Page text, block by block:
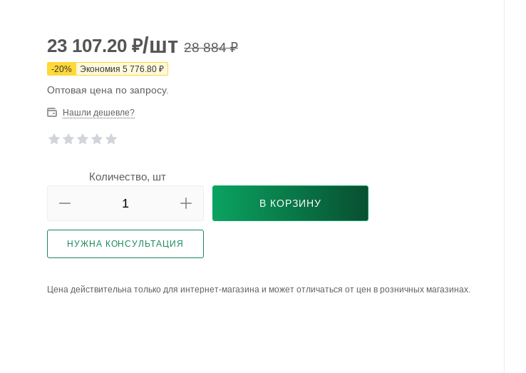
23 107.20 ₽/шт 28 884₽
-20% Экономия 5 776.80 ₽
Оптовая цена по запросу.
Нашли дешевле?
Количество, шт
В КОРЗИНУ
НУЖНА КОНСУЛЬТАЦИЯ
Цена действительна только для интернет-магазина и может отличаться от цен в розничных магазинах.